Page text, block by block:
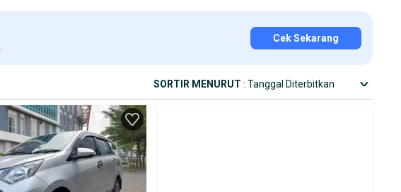
Cek Sekarang
SORTIR MENURUT : Tanggal Diterbitkan